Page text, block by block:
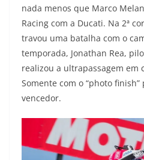
nada menos que Marco
Racing com a Ducati. Na 2ª
travou uma batalha com o
temporada, Jonathan Rea,
realizou a ultrapassagem em
Somente com o “photo
vencedor.